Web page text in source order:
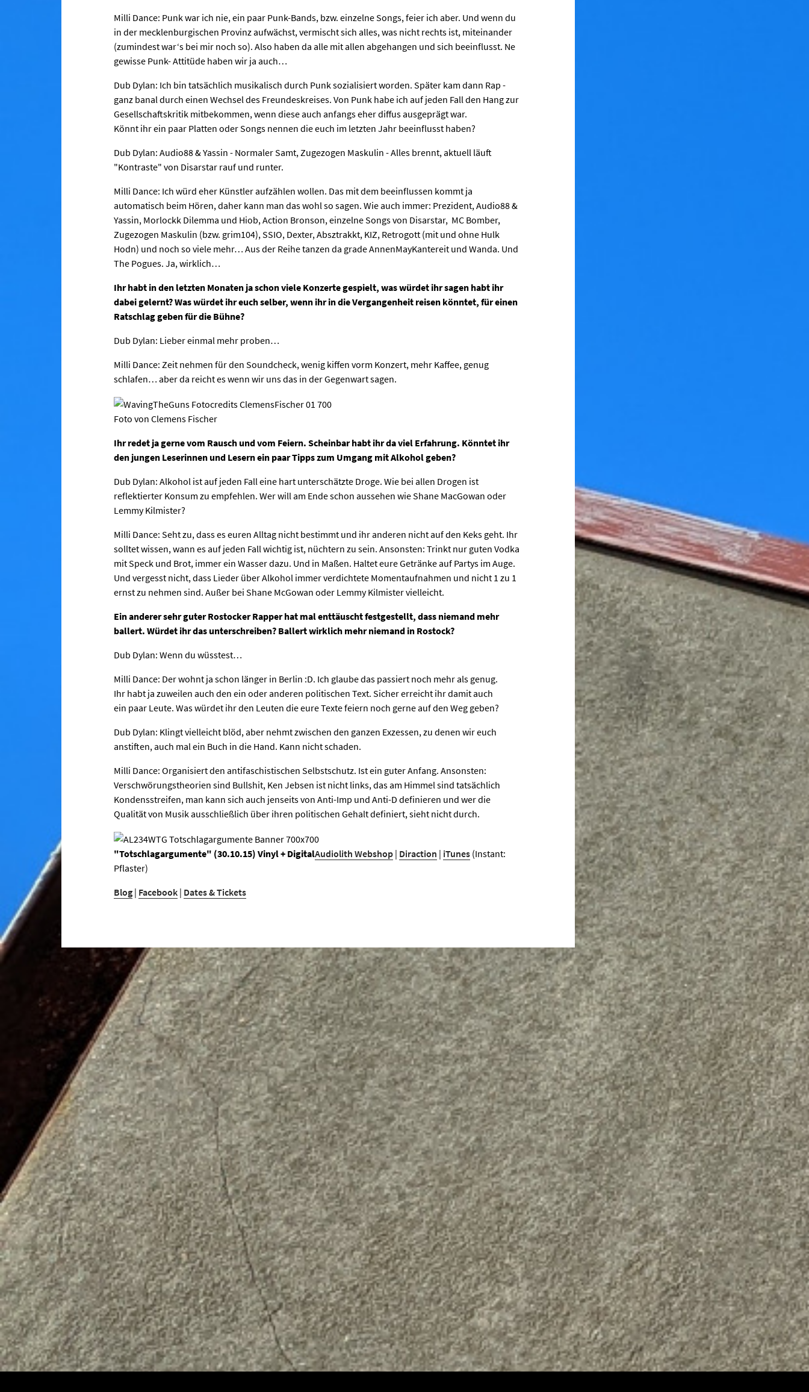
Milli Dance: Punk war ich nie, ein paar Punk-Bands, bzw. einzelne Songs, feier ich aber. Und wenn du
in der mecklenburgischen Provinz aufwächst, vermischt sich alles, was nicht rechts ist, miteinander
(zumindest war‘s bei mir noch so). Also haben da alle mit allen abgehangen und sich beeinflusst. Ne
gewisse Punk- Attitüde haben wir ja auch…
Dub Dylan: Ich bin tatsächlich musikalisch durch Punk sozialisiert worden. Später kam dann Rap -
ganz banal durch einen Wechsel des Freundeskreises. Von Punk habe ich auf jeden Fall den Hang zur
Gesellschaftskritik mitbekommen, wenn diese auch anfangs eher diffus ausgeprägt war.
Könnt ihr ein paar Platten oder Songs nennen die euch im letzten Jahr beeinflusst haben?
Dub Dylan: Audio88 & Yassin - Normaler Samt, Zugezogen Maskulin - Alles brennt, aktuell läuft
"Kontraste" von Disarstar rauf und runter.
Milli Dance: Ich würd eher Künstler aufzählen wollen. Das mit dem beeinflussen kommt ja
automatisch beim Hören, daher kann man das wohl so sagen. Wie auch immer: Prezident, Audio88 &
Yassin, Morlockk Dilemma und Hiob, Action Bronson, einzelne Songs von Disarstar, MC Bomber,
Zugezogen Maskulin (bzw. grim104), SSIO, Dexter, Absztrakkt, KIZ, Retrogott (mit und ohne Hulk
Hodn) und noch so viele mehr… Aus der Reihe tanzen da grade AnnenMayKantereit und Wanda. Und
The Pogues. Ja, wirklich…
Ihr habt in den letzten Monaten ja schon viele Konzerte gespielt, was würdet ihr sagen habt ihr
dabei gelernt? Was würdet ihr euch selber, wenn ihr in die Vergangenheit reisen könntet, für einen
Ratschlag geben für die Bühne?
Dub Dylan: Lieber einmal mehr proben…
Milli Dance: Zeit nehmen für den Soundcheck, wenig kiffen vorm Konzert, mehr Kaffee, genug
schlafen… aber da reicht es wenn wir uns das in der Gegenwart sagen.
Foto von Clemens Fischer
Ihr redet ja gerne vom Rausch und vom Feiern. Scheinbar habt ihr da viel Erfahrung. Könntet ihr
den jungen Leserinnen und Lesern ein paar Tipps zum Umgang mit Alkohol geben?
Dub Dylan: Alkohol ist auf jeden Fall eine hart unterschätzte Droge. Wie bei allen Drogen ist
reflektierter Konsum zu empfehlen. Wer will am Ende schon aussehen wie Shane MacGowan oder
Lemmy Kilmister?
Milli Dance: Seht zu, dass es euren Alltag nicht bestimmt und ihr anderen nicht auf den Keks geht. Ihr
solltet wissen, wann es auf jeden Fall wichtig ist, nüchtern zu sein. Ansonsten: Trinkt nur guten Vodka
mit Speck und Brot, immer ein Wasser dazu. Und in Maßen. Haltet eure Getränke auf Partys im Auge.
Und vergesst nicht, dass Lieder über Alkohol immer verdichtete Momentaufnahmen und nicht 1 zu 1
ernst zu nehmen sind. Außer bei Shane McGowan oder Lemmy Kilmister vielleicht.
Ein anderer sehr guter Rostocker Rapper hat mal enttäuscht festgestellt, dass niemand mehr
ballert. Würdet ihr das unterschreiben? Ballert wirklich mehr niemand in Rostock?
Dub Dylan: Wenn du wüsstest…
Milli Dance: Der wohnt ja schon länger in Berlin :D. Ich glaube das passiert noch mehr als genug.
Ihr habt ja zuweilen auch den ein oder anderen politischen Text. Sicher erreicht ihr damit auch
ein paar Leute. Was würdet ihr den Leuten die eure Texte feiern noch gerne auf den Weg geben?
Dub Dylan: Klingt vielleicht blöd, aber nehmt zwischen den ganzen Exzessen, zu denen wir euch
anstiften, auch mal ein Buch in die Hand. Kann nicht schaden.
Milli Dance: Organisiert den antifaschistischen Selbstschutz. Ist ein guter Anfang. Ansonsten:
Verschwörungstheorien sind Bullshit, Ken Jebsen ist nicht links, das am Himmel sind tatsächlich
Kondensstreifen, man kann sich auch jenseits von Anti-Imp und Anti-D definieren und wer die
Qualität von Musik ausschließlich über ihren politischen Gehalt definiert, sieht nicht durch.
"Totschlagargumente" (30.10.15) Vinyl + DigitalAudiolith Webshop | Diraction | iTunes (Instant:
Pflaster)
Blog | Facebook | Dates & Tickets